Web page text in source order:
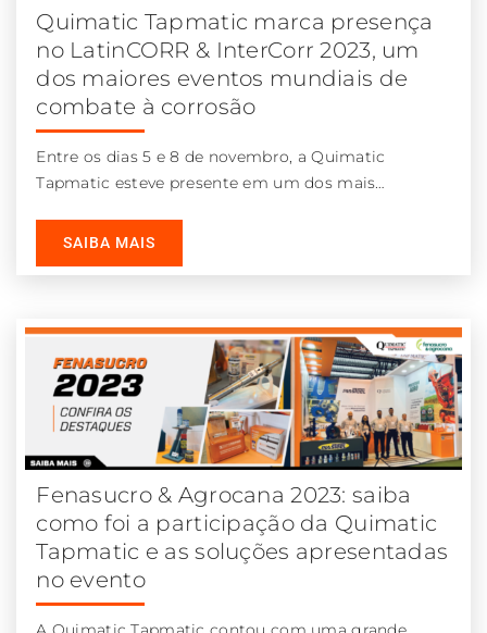
Quimatic Tapmatic marca presença
no LatinCORR & InterCorr 2023, um
dos maiores eventos mundiais de
combate à corrosão
Entre os dias 5 e 8 de novembro, a Quimatic
Tapmatic esteve presente em um dos mais
SAIBA MAIS
Fenasucro & Agrocana 2023: saiba
como foi a participação da Quimatic
Tapmatic e as soluções apresentadas
no evento